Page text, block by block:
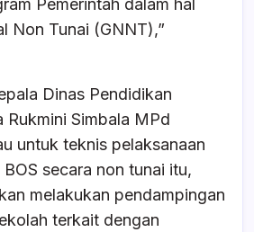
Pemerintah dalam hal
Non Tunai (GNNT),”
Dinas Pendidikan
Rukmini Simbala MPd
untuk teknis pelaksanaan
secara non tunai itu,
melakukan pendampingan
terkait dengan